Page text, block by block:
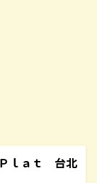
ｌａｔ 台北